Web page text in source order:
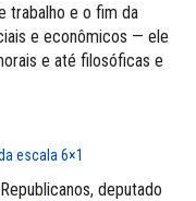
trabalho e o fim da
e econômicos — ele
e até filosóficas e
escala 6×1
deputado